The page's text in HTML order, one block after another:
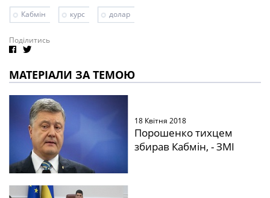
Кабмін
курс долар
Поділитись
МАТЕРІАЛИ ЗА ТЕМОЮ
18 Квітня 2018
Порошенко тихцем
збирав Кабмін, - ЗМІ